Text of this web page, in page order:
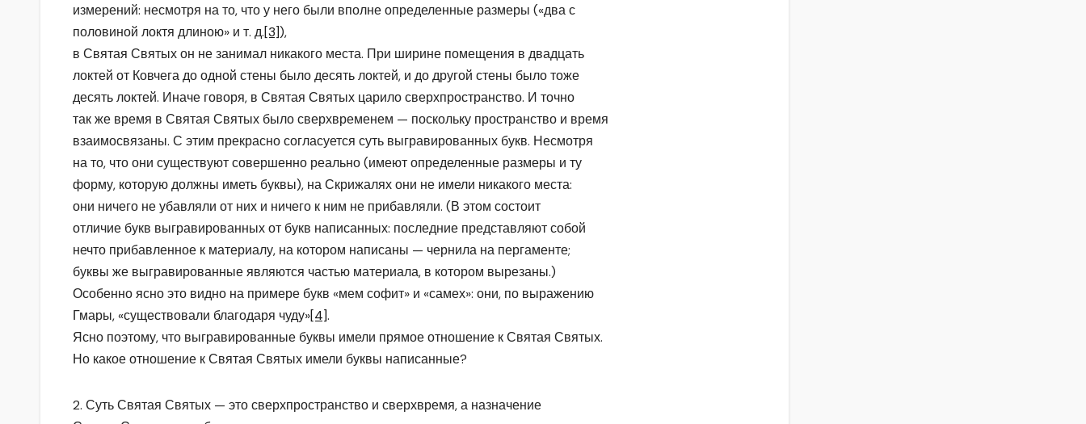
измерений: несмотря на то, что у него были вполне определенные размеры («два с
половиной локтя длиною» и т. д.[3]),
в Святая Святых он не занимал никакого места. При ширине помещения в двадцать
локтей от Ковчега до одной стены было десять локтей, и до другой стены было тоже
десять локтей. Иначе говоря, в Святая Святых царило сверхпространство. И точно
так же время в Святая Святых было сверхвременем — поскольку пространство и время
взаимосвязаны. С этим прекрасно согласуется суть выгравированных букв. Несмотря
на то, что они существуют совершенно реально (имеют определенные размеры и ту
форму, которую должны иметь буквы), на Скрижалях они не имели никакого места:
они ничего не убавляли от них и ничего к ним не прибавляли. (В этом состоит
отличие букв выгравированных от букв написанных: последние представляют собой
нечто прибавленное к материалу, на котором написаны — чернила на пергаменте;
буквы же выгравированные являются частью материала, в котором вырезаны.)
Особенно ясно это видно на примере букв «мем софит» и «самех»: они, по выражению
Гмары, «существовали благодаря чуду»[4].
Ясно поэтому, что выгравированные буквы имели прямое отношение к Святая Святых.
Но какое отношение к Святая Святых имели буквы написанные?
2. Суть Святая Святых — это сверхпространство и сверхвремя, а назначение